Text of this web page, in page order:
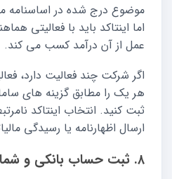
موضوع درج شده در اساسنامه
اما اینتاکد باید با فعالیتی
عمل از آن درآمد کسب می کند.
اگر شرکت چند فعالیت دارد،
هر یک را مطابق گزینه های
ثبت کنید. انتخاب اینتاکد
ارسال اظهارنامه یا رسیدگی
۸. ثبت حساب بانکی و شماره شبا